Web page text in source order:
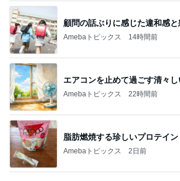
顧問の話ぶりに感じた違和感と
Amebaトピックス 14時間前
エアコンを止めて過ごす清々
Amebaトピックス 22時間前
脂肪燃焼する珍しいプロテイン
Amebaトピックス 2日前